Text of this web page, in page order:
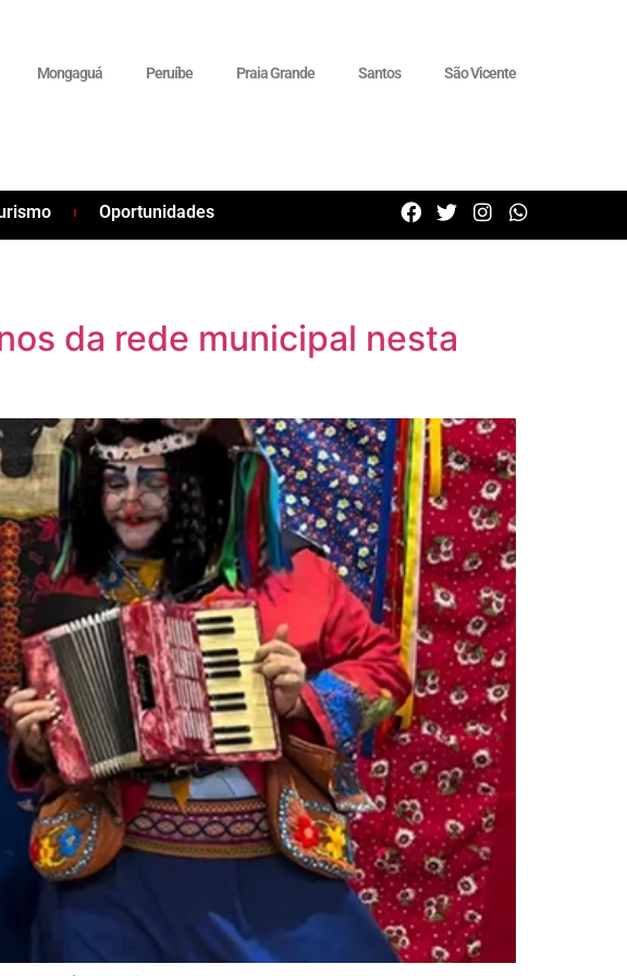
Mongaguá Peruíbe Praia Grande Santos São Vicente
Oportunidades
da rede municipal nesta